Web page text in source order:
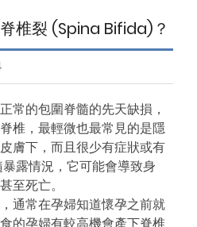
椎裂 (Spina Bifida)？
常的包圍脊髓的先天缺損，
椎，最輕微也最常見的是隱
膚下，而且很少有症狀或有
露情況，它可能會導致身
至死亡。
通常在孕婦知道懷孕之前就